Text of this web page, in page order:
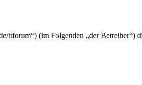
(im Folgenden „der Betreiber“)